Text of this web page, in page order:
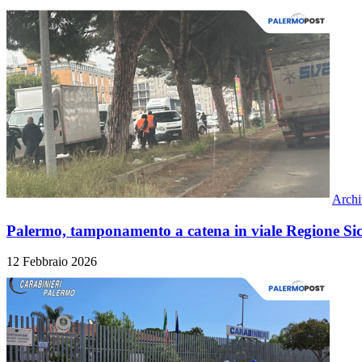
Palermo, tamponamento a catena in viale Regione
12 Febbraio 2026